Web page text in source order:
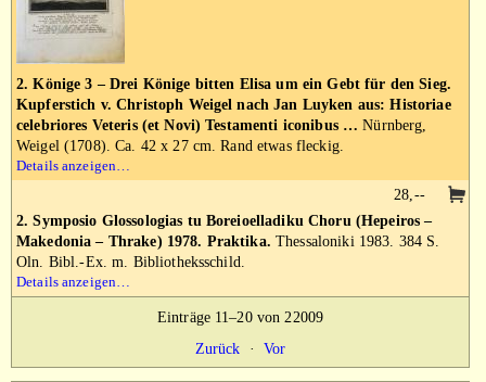
2. Könige 3 – Drei Könige bitten Elisa um ein Gebt für den Sieg.
Kupferstich v. Christoph Weigel nach Jan Luyken aus: Historiae
celebriores Veteris (et Novi) Testamenti iconibus … Nürnberg,
Weigel (1708). Ca. 42 x 27 cm. Rand etwas fleckig.
Details anzeigen…
2. Symposio Glossologias tu Boreioelladiku Choru (Hepeiros –
Makedonia – Thrake) 1978. Praktika. Thessaloniki 1983. 384 S.
Oln. Bibl.-Ex. m. Bibliotheksschild.
Details anzeigen…
28,--
Einträge 11–20 von 22009
Zurück
· Vor